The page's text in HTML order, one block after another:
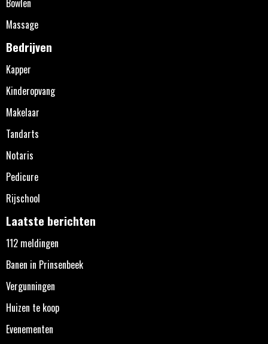
Bowlen
Massage
Bedrijven
Kapper
Kinderopvang
Makelaar
Tandarts
Notaris
Pedicure
Rijschool
Laatste berichten
112 meldingen
Banen in Prinsenbeek
Vergunningen
Huizen te koop
Evenementen